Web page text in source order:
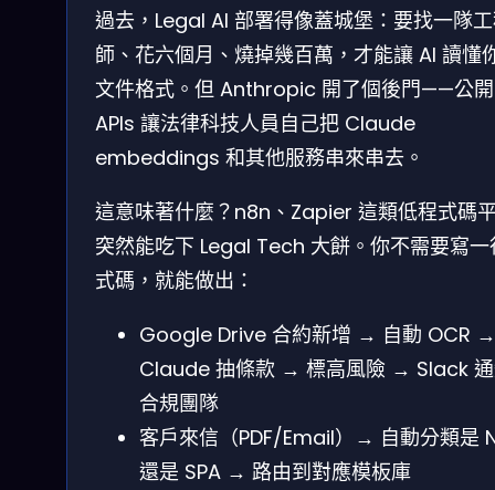
過去，Legal AI 部署得像蓋城堡：要找一隊
師、花六個月、燒掉幾百萬，才能讓 AI 讀懂
文件格式。但 Anthropic 開了個後門——公開
APIs 讓法律科技人員自己把 Claude
embeddings 和其他服務串來串去。
這意味著什麼？n8n、Zapier 這類低程式碼
突然能吃下 Legal Tech 大餅。你不需要寫一
式碼，就能做出：
Google Drive 合約新增 → 自動 OCR →
Claude 抽條款 → 標高風險 → Slack
合規團隊
客戶來信（PDF/Email）→ 自動分類是
還是 SPA → 路由到對應模板庫